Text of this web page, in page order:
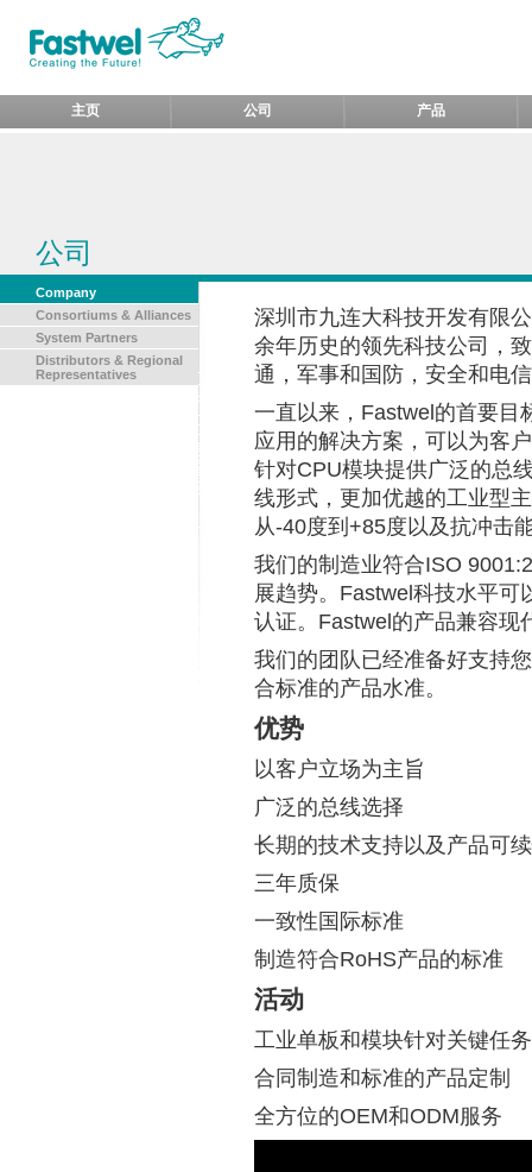
主页 公司 产品
公司
Company
Consortiums & Alliances
System Partners
Distributors & Regional
Representatives
深圳市九连大科技开发有限
余年历史的领先科技公司，
通，军事和国防，安全和电
一直以来， Fastwel 的首要目
应用的解决方案，可以为客
针对CPU模块提供广泛的总
线形式，更加优越的工业型
从-40度到 +85度以及抗冲击
我们的制造业符合ISO
展趋势。 Fastwel 科技水平可
认证。 Fastwel 的产品兼容现
我们的团队已经准备好支持
合标准的产品水准。
优势
以客户立场为主旨
广泛的总线选择
长期的技术支持以及产品可
三年质保
一致性国际标准
制造符合RoHS产品的标准
活动
工业单板和模块针对关键任
合同制造和标准的产品定制
全方位的OEM和ODM服务